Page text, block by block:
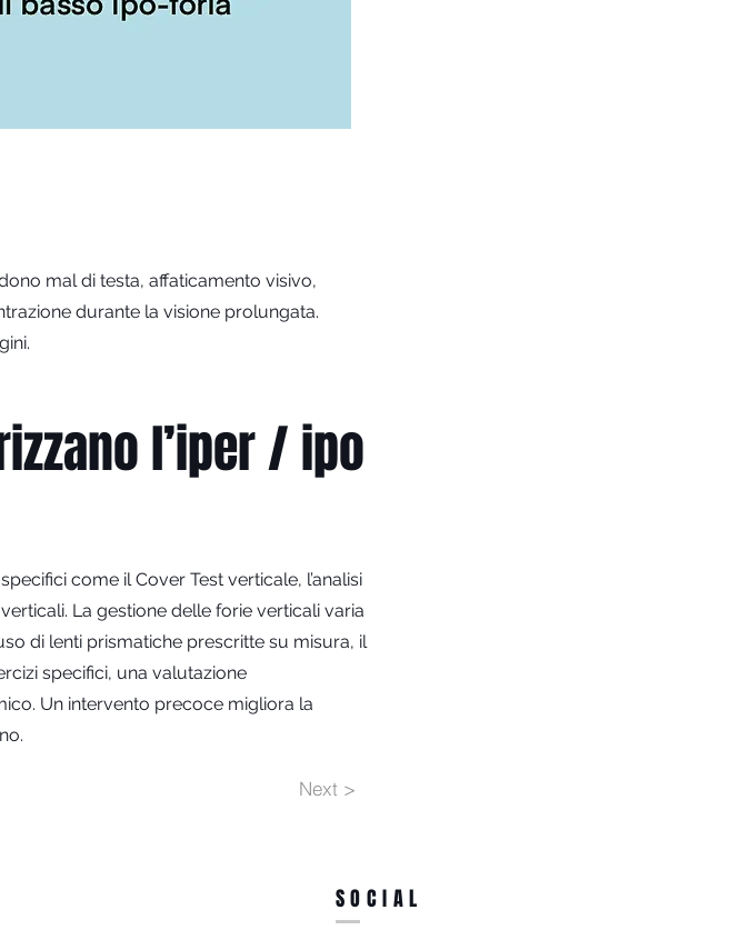
mal di testa, affaticamento visivo,
durante la visione prolungata.
l’iper / ipo
come il Cover Test verticale, l’analisi
La gestione delle forie verticali varia
di lenti prismatiche prescritte su misura, il
specifici, una valutazione
Un intervento precoce migliora la
Next >
SOCIAL